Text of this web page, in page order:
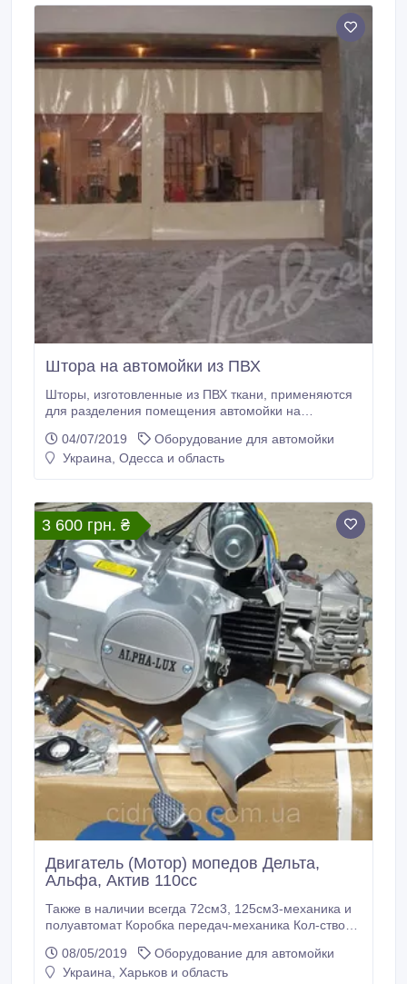
землей, чернилами для печатей, пятнами крови и
нефтяным осадком на кузове, бортах и
алюминиевых деталях, тканях, шасси и колесах
автомобиля.
Штора на автомойки из ПВХ
Шторы, изготовленные из ПВХ ткани, применяются
для разделения помещения автомойки на
ПВХ ткань водонепроницаема и легко моется, и
именно поэтому может свободно использоваться в
04/07/2019
Оборудование для автомойки
Украина, Одесса и область
3 600 грн. ₴
Двигатель (Мотор) мопедов Дельта,
Альфа, Актив 110сс
Также в наличии всегда 72см3, 125см3-механика и
полуавтомат Коробка передач-механика Кол-ство
воздушная Топливо-бензин А-92 Расход на 100км- 3
литра Вес-23кг В комплект входит: Крышка ведомой
08/05/2019
Оборудование для автомойки
Украина, Харьков и область